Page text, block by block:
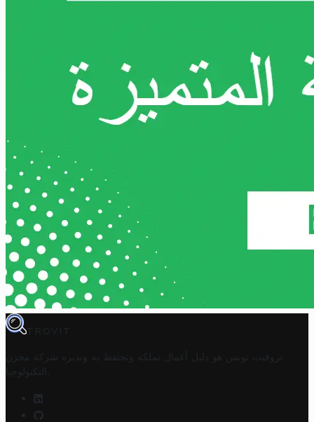
TROVIT
تروفيت تونس هو دليل أعمال تملكه وتحتفظ به وتديره
شركة مخزن
التكنولوجيا